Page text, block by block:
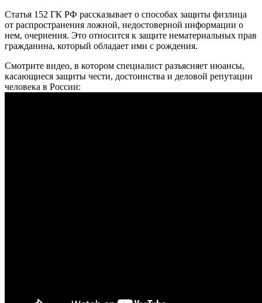
Статья 152 ГК РФ рассказывает о способах защиты физлица
от распространения ложной, недостоверной информации о
нем, очернения. Это относится к защите нематериальных прав
гражданина, который обладает ими с рождения.
Смотрите видео, в котором специалист разъясняет нюансы,
касающиеся защиты чести, достоинства и деловой репутации
человека в России: